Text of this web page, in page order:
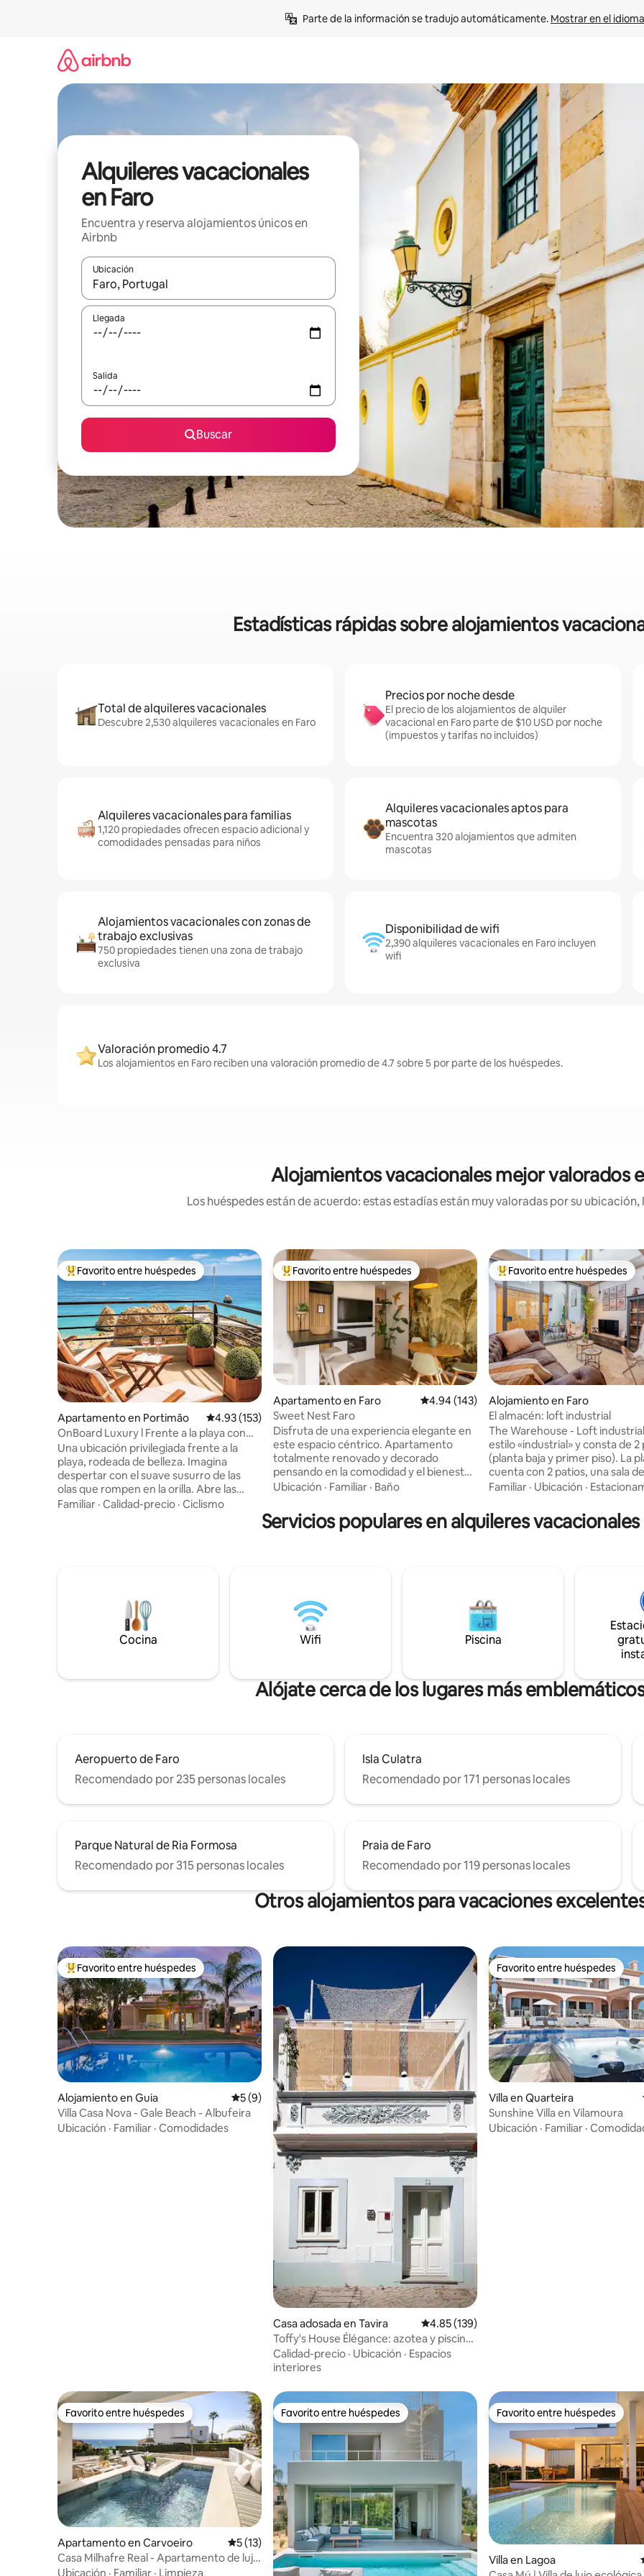
Parte de la información se tradujo automáticamente. Mostrar en el
Alquileres vacacionales
en Faro
Encuentra y reserva alojamientos únicos en
Airbnb
Ubicación
Cuando los resultados estén disponibles, navega con las teclas de flecha hacia arriba y hacia abajo o explora con el
Llegada
Salida
Buscar
Estadísticas rápidas sobre alojamientos
Total de alquileres vacacionales
Descubre 2,530 alquileres vacacionales en Faro
Precios por noche desde
El precio de los alojamientos de alquiler
vacacional en Faro parte de $10 USD por noche
(impuestos y tarifas no incluidos)
Alquileres vacacionales para familias
1,120 propiedades ofrecen espacio adicional y
comodidades pensadas para niños
Alquileres vacacionales aptos para
mascotas
Encuentra 320 alojamientos que admiten
mascotas
Alojamientos vacacionales con zonas de
trabajo exclusivas
750 propiedades tienen una zona de trabajo
exclusiva
Disponibilidad de wifi
2,390 alquileres vacacionales en Faro incluyen
wifi
Valoración promedio 4.7
Los alojamientos en Faro reciben una valoración promedio de 4.7 sobre 5 por parte de los huéspedes.
Alojamientos vacacionales mejor valorados
Los huéspedes están de acuerdo: estas estadías están muy valoradas por su
Favorito entre huéspedes preferido
Favorito entre huéspedes
Apartamento en Portimão Calificación promedio: 4.93 de 5, 153 reseñas
4.93 (153)
OnBoard Luxury l Frente a la playa con
vista panorámica al mar
Una ubicación privilegiada frente a la
playa, rodeada de belleza. Imagina
despertar con el suave susurro de las
olas que rompen en la orilla. Abre las
cortinas y te recibirá una vista
vida en la playa Praia da Rocha.
Definitivamente un espacio para crear
recuerdos preciados con familiares y
amigos. Nos complace tenerlo “a bordo”
Familiar · Calidad-precio · Ciclismo
Favorito entre huéspedes preferido
Favorito entre huéspedes
Apartamento en Faro Calificación promedio: 4.94 de 5, 143 reseñas
4.94 (143)
Sweet Nest Faro
Disfruta de una experiencia elegante en
este espacio céntrico. Apartamento
totalmente renovado y decorado
pensando en la comodidad y el bienestar
de los huéspedes. Situado en el centro
Carmo y São Pedro, está a 5 minutos a
pie de Baixa donde puedes encontrar
totalmente equipado para que no te
pierdas nada.
Ubicación · Familiar · Baño
Favorito entre huéspedes
Favorito entre huéspedes
Alojamiento en Faro
El almacén: loft industrial
The Warehouse - Loft
estilo «industrial» y consta de 2
(planta baja y primer piso). La
cuenta con 2 patios, una sala de
estar/cocina de planta abierta, 1
piso cuenta con 1 dormitorio
abierta con entrepiso (con
construcción al lado que puede
ruido durante el día.
Familiar · Ubicación ·
Servicios populares en alquileres vacacionales
Cocina Wifi Piscina
Alójate cerca de los lugares más
Aeropuerto de Faro
Recomendado por 235 personas locales
Isla Culatra
Recomendado por 171 personas locales
Parque Natural de Ria Formosa
Recomendado por 315 personas locales
Praia de Faro
Recomendado por 119 personas locales
Otros alojamientos para vacaciones
Favorito entre huéspedes preferido
Favorito entre huéspedes
Alojamiento en Guia Calificación promedio: 5 de 5, 9 reseñas
5 (9)
Villa Casa Nova - Gale Beach - Albufeira
Ubicación · Familiar · Comodidades
Casa adosada en Tavira Calificación promedio: 4.85 de 5, 139 reseñas
4.85 (139)
Toffy's House Élégance: azotea y piscina
con vistas a la ciudad
Calidad-precio · Ubicación · Espacios
interiores
Favorito entre huéspedes
Favorito entre huéspedes
Villa en Quarteira
Sunshine Villa en Vilamoura
Ubicación · Familiar ·
Favorito entre huéspedes
Favorito entre huéspedes
Apartamento en Carvoeiro Calificación promedio: 5 de 5, 13 reseñas
5 (13)
Casa Milhafre Real - Apartamento de lujo
con vista al mar
Ubicación · Familiar · Limpieza
Favorito entre huéspedes
Favorito entre huéspedes Favorito entre huéspedes
Favorito entre huéspedes
Villa en Lagoa